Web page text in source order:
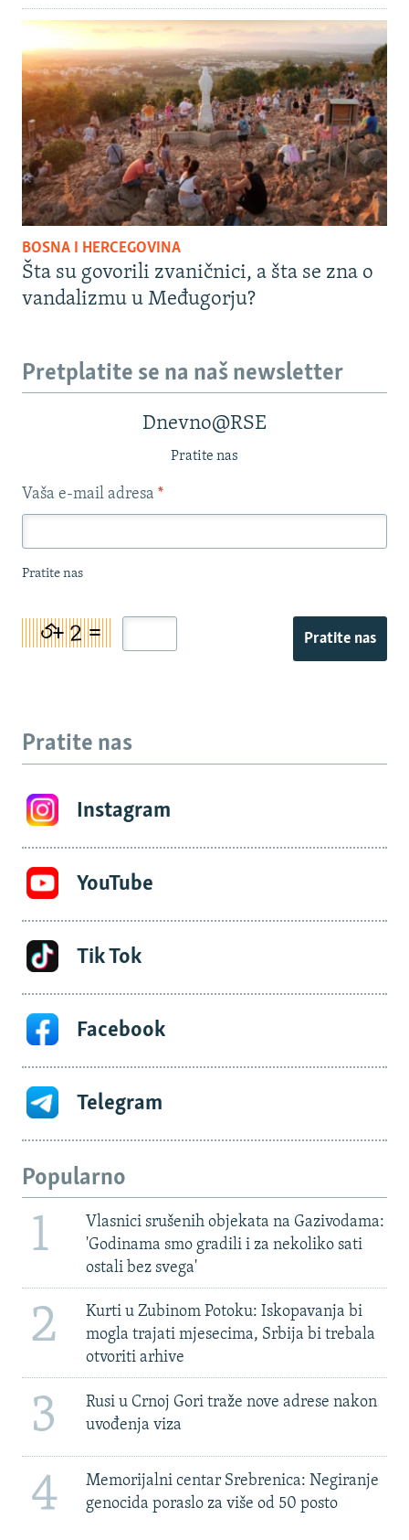
BOSNA I HERCEGOVINA
Šta su govorili zvaničnici, a šta se zna o
vandalizmu u Međugorju?
Pretplatite se na naš newsletter
Dnevno@RSE
Pratite nas
Vaša e-mail adresa *
Pratite nas
Pratite nas
Pratite nas
Instagram
YouTube
Tik Tok
Facebook
Telegram
Popularno
1
Vlasnici srušenih objekata na Gazivodama:
'Godinama smo gradili i za nekoliko sati
ostali bez svega'
2
Kurti u Zubinom Potoku: Iskopavanja bi
mogla trajati mjesecima, Srbija bi trebala
otvoriti arhive
3
Rusi u Crnoj Gori traže nove adrese nakon
uvođenja viza
4
Memorijalni centar Srebrenica: Negiranje
genocida poraslo za više od 50 posto